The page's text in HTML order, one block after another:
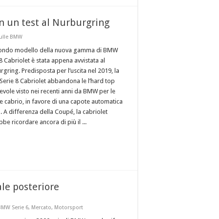
un test al Nurburgring
BMW
modello della nuova gamma di BMW
Cabriolet è stata appena avvistata al
Predisposta per l’uscita nel 2019, la
8 Cabriolet abbandona le l’hard top
visto nei recenti anni da BMW per le
cabrio, in favore di una capote automatica
A differenza della Coupé, la cabriolet
ricordare ancora di più il ...
posteriore
Serie 6, Mercato, Motorsport